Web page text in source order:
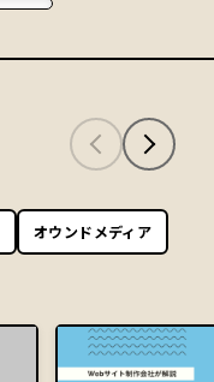
オウンドメディア